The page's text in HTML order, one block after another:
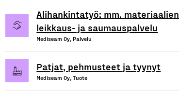
Alihankintatyö: mm. materiaalien
leikkaus- ja saumauspalvelu
Mediseam Oy, Palvelu
Patjat, pehmusteet ja tyynyt
Mediseam Oy, Tuote